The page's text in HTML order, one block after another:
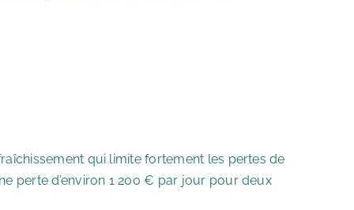
qui limite fortement les pertes de
perte d’environ 1 200 € par jour pour deux